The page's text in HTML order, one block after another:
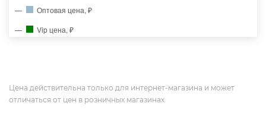
Оптовая цена, ₽
Vip цена, ₽
Цена действительна только для интернет-магазина и может
отличаться от цен в розничных магазинах